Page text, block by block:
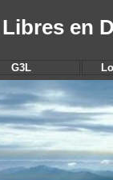
en
G3L